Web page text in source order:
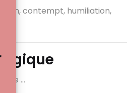
contempt, humiliation,
...